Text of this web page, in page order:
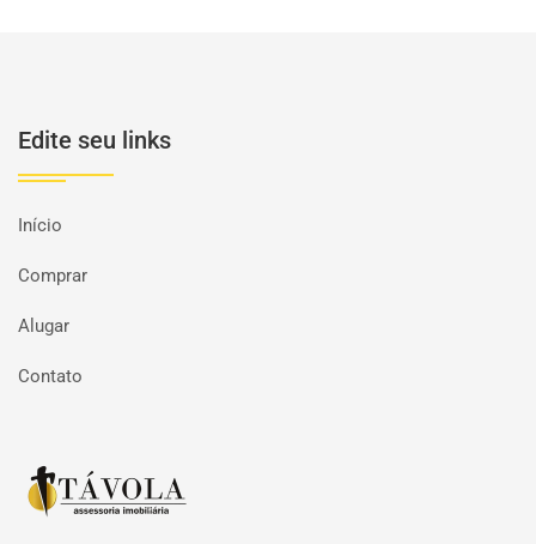
Edite seu links
Início
Comprar
Alugar
Contato
Página inicial